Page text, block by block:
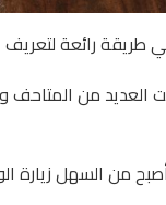
هي طريقة رائعة
العديد من
من السهل زيارة